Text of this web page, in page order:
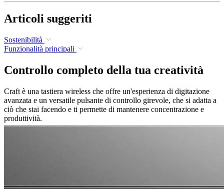
Articoli suggeriti
Sostenibilità
Funzionalità principali
Controllo completo della tua creatività
Craft è una tastiera wireless che offre un'esperienza di digitazione
avanzata e un versatile pulsante di controllo girevole, che si adatta a
ciò che stai facendo e ti permette di mantenere concentrazione e
produttività.